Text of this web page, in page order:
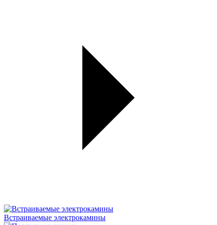
Встраиваемые электрокамины